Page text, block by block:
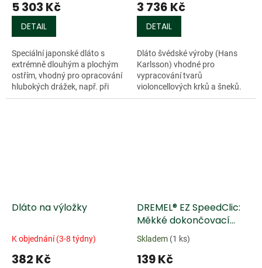
5 303 Kč
DETAIL
Speciální japonské dláto s
extrémně dlouhým a plochým
ostřím, vhodný pro opracování
hlubokých drážek, např. při
lícování violoncellových,
3 736 Kč
DETAIL
Dláto švédské výroby (Hans
Karlsson) vhodné pro
vypracování tvarů
violoncellových krků a šneků.
Tvrdost...
Dláto na výložky
K objednání (3-8 týdny)
382 Kč
DREMEL® EZ SpeedClic:
Měkké dokončovací
lešticí kotouče zrnitost
320
Skladem (1 ks)
139 Kč